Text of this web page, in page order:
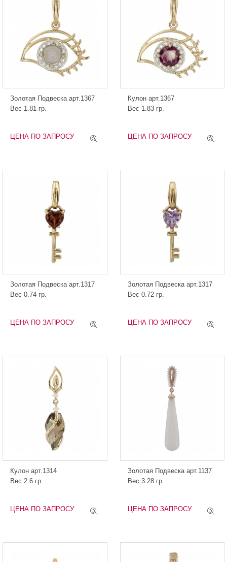
Золотая Подвеска арт.1367
Вес 1.81 гр.
ЦЕНА ПО ЗАПРОСУ
Кулон арт.1367
Вес 1.83 гр.
ЦЕНА ПО ЗАПРОСУ
Золотая Подвеска арт.1317
Вес 0.74 гр.
ЦЕНА ПО ЗАПРОСУ
Золотая Подвеска арт.1317
Вес 0.72 гр.
ЦЕНА ПО ЗАПРОСУ
Кулон арт.1314
Вес 2.6 гр.
ЦЕНА ПО ЗАПРОСУ
Золотая Подвеска арт.1137
Вес 3.28 гр.
ЦЕНА ПО ЗАПРОСУ